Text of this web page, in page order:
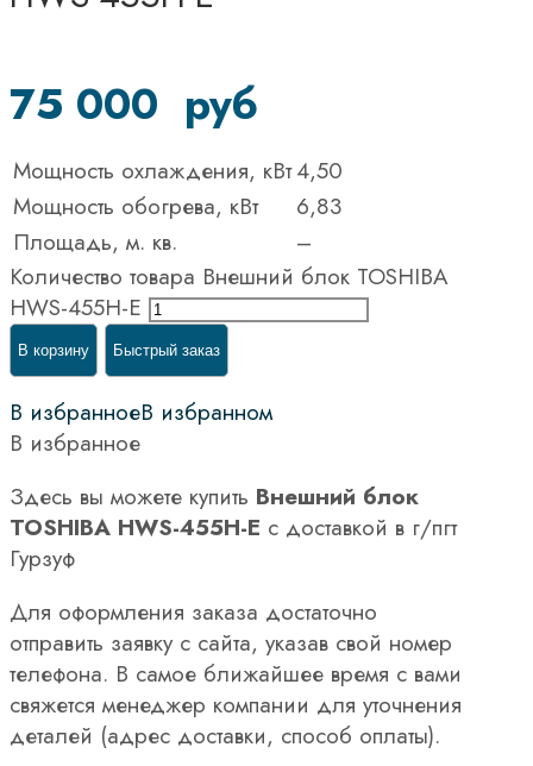
75 000 руб
Мощность охлаждения, кВт4,50
Мощность обогрева, кВт
6,83
Площадь, м. кв.
–
Количество товара Внешний блок TOSHIBA
HWS-455H-E
В корзину Быстрый заказ
В избранноеВ избранном
В избранное
Здесь вы можете купить Внешний блок
TOSHIBA HWS-455H-E с доставкой в г/пгт
Гурзуф
Для оформления заказа достаточно
отправить заявку с сайта, указав свой номер
телефона. В самое ближайшее время с вами
свяжется менеджер компании для уточнения
деталей (адрес доставки, способ оплаты).